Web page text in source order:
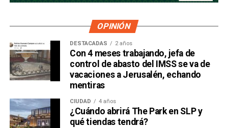
OPINIÓN
DESTACADAS 2 años
Con 4 meses trabajando, jefa de
control de abasto del IMSS se va de
vacaciones a Jerusalén, echando
mentiras
CIUDAD 4 años
¿Cuándo abrirá The Park en SLP y
qué tiendas tendrá?